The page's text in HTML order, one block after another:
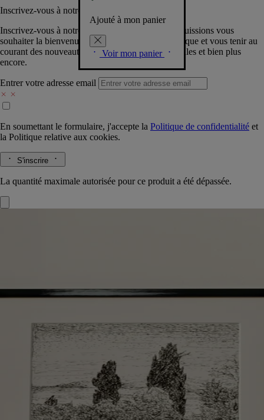
Ajouté à mon panier
Voir mon panier
Inscrivez-vous à notre Newsletter
Inscrivez-vous à notre newsletter pour que nous puissions vous
souhaiter la bienvenue dans la communauté Diptyque et vous tenir au
courant des nouveautés, événements, offres spéciales et bien plus
encore.
Entrer votre adresse email
En soumettant le formulaire, j'accepte la Politique de confidentialité et
la Politique relative aux cookies.
S'inscrire
La quantité maximale autorisée pour ce produit a été dépassée.